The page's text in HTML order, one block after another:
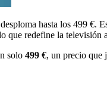
hasta los 499 €.
que redefine la televisión
solo 499 €, un precio que